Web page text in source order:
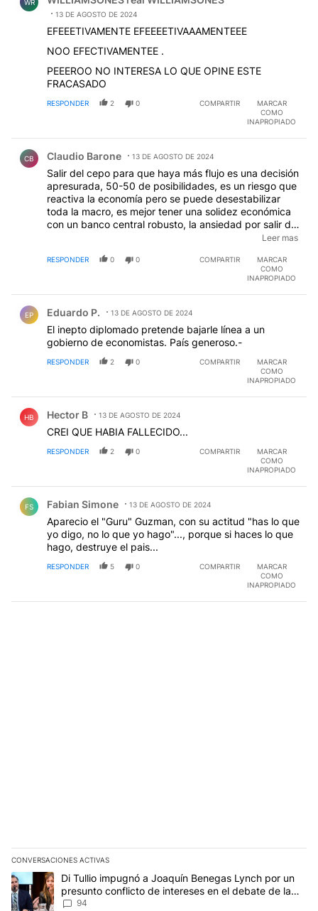
WR
13 DE AGOSTO DE 2024
EFEEETIVAMENTE EFEEEETIVAAAMENTEEE
NOO EFECTIVAMENTEE .
PEEEROO NO INTERESA LO QUE OPINE ESTE
FRACASADO
RESPONDER 2 0 COMPARTIR
MARCAR
COMO
INAPROPIADO
CB Claudio Barone 13 DE AGOSTO DE 2024
Salir del cepo para que haya más flujo es una decisión
apresurada, 50-50 de posibilidades, es un riesgo que
reactiva la economía pero se puede desestabilizar
toda la macro, es mejor tener una solidez económica
con un banco central robusto, la ansiedad por salir de
la recesión puede ser fatal, según el EMAE no creo
perforar el 3 por ciento por el ajuste en tarifas, sería
bueno flexibilizar el cepo bajando retenciones, la
blanqueo hasta el 30 de setiembre será decisivo,
evitaría un nuevo acuerdo con el FMI que son reacios
con ayudarnos por el prontuario que tenemos, el
mercado presiona pero empezó a tranquilizarse, es
resignación o ver qué pasa
Leer mas
RESPONDER 0 0 COMPARTIR
MARCAR
COMO
INAPROPIADO
EP Eduardo P. 13 DE AGOSTO DE 2024
El inepto diplomado pretende bajarle línea a un
gobierno de economistas. País generoso.-
RESPONDER 2 0 COMPARTIR
MARCAR
COMO
INAPROPIADO
HB Hector B 13 DE AGOSTO DE 2024
CREI QUE HABIA FALLECIDO...
RESPONDER 2 0 COMPARTIR
MARCAR
COMO
INAPROPIADO
FS Fabian Simone 13 DE AGOSTO DE 2024
Aparecio el "Guru" Guzman, con su actitud "has lo que
yo digo, no lo que yo hago"..., porque si haces lo que
hago, destruye el pais...
RESPONDER 5 0 COMPARTIR
MARCAR
COMO
INAPROPIADO
CONVERSACIONES ACTIVAS
Este listado muestra los artículos con más comentarios en los
Un artículo de tendencia con el título "Di Tullio impugnó a
Di Tullio impugnó a Joaquín Benegas Lynch por un
presunto conflicto de intereses en el debate de la
Ley de Tierras
94